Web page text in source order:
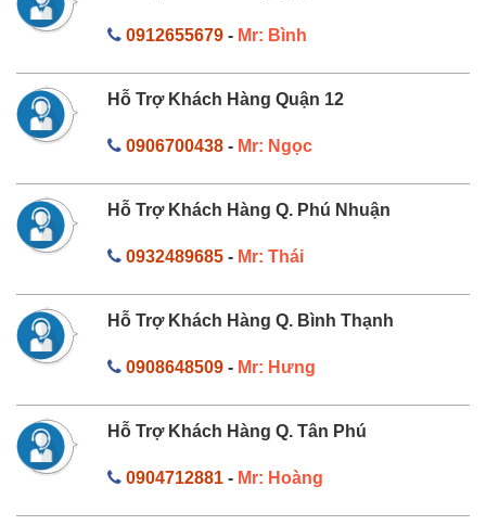
0912655679- Mr: Bình
Hỗ Trợ Khách Hàng Quận 12
0906700438- Mr: Ngọc
Hỗ Trợ Khách Hàng Q. Phú Nhuận
0932489685- Mr: Thái
Hỗ Trợ Khách Hàng Q. Bình Thạnh
0908648509- Mr: Hưng
Hỗ Trợ Khách Hàng Q. Tân Phú
0904712881- Mr: Hoàng